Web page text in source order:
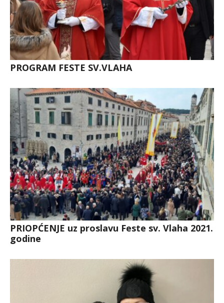
PROGRAM FESTE SV.VLAHA
PRIOPĆENJE uz proslavu Feste sv. Vlaha 2021.
godine